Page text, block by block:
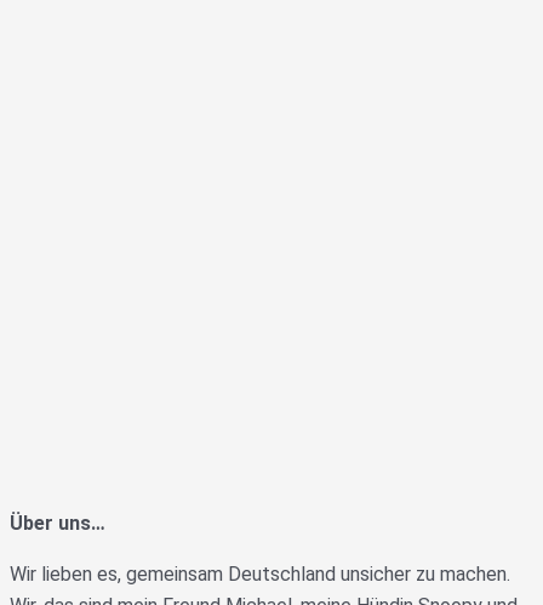
Über uns…
Wir lieben es, gemeinsam Deutschland unsicher zu machen.